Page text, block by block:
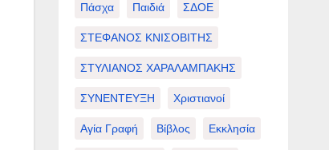
Πάσχα Παιδιά ΣΔΟΕ
ΣΤΕΦΑΝΟΣ ΚΝΙΣΟΒΙΤΗΣ
ΣΤΥΛΙΑΝΟΣ ΧΑΡΑΛΑΜΠΑΚΗΣ
ΣΥΝΕΝΤΕΥΞΗ Χριστιανοί
Αγία Γραφή Βίβλος Εκκλησία